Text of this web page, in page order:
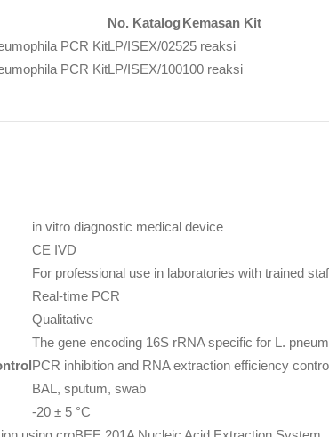
No. Katalog Kemasan Kit
PCR KitLP/ISEX/02525 reaksi
PCR KitLP/ISEX/100100 reaksi
in vitrodiagnostic medical device
CE IVD
For professional use in laboratories with trained
Real-time PCR
Qualitative
The gene encoding 16SrRNA specific for L.
PCR inhibition and RNA extraction efficiency
BAL, sputum, swab
-20 ± 5 °C